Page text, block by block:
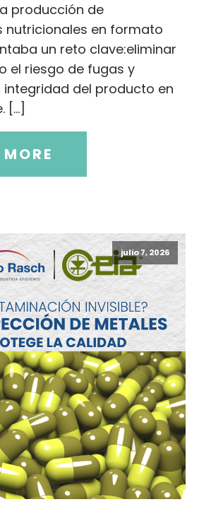
producción de
nutricionales en formato
un reto clave:eliminar
el riesgo de fugas y
integridad del producto en
[…]
julio 7, 2026